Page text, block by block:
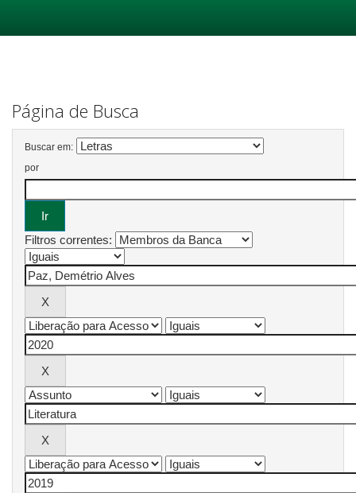
Página de Busca
Buscar em:
por
Filtros correntes: